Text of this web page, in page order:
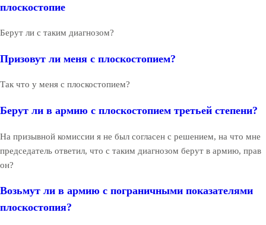
плоскостопие
Берут ли с таким диагнозом?
Призовут ли меня с плоскостопием?
Так что у меня с плоскостопием?
Берут ли в армию с плоскостопием третьей степени?
На призывной комиссии я не был согласен с решением, на что мне
председатель ответил, что с таким диагнозом берут в армию, прав
он?
Возьмут ли в армию с пограничными показателями
плоскостопия?